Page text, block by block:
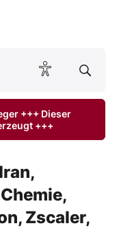
lesen
+++ Dieser
+++
Zscaler,